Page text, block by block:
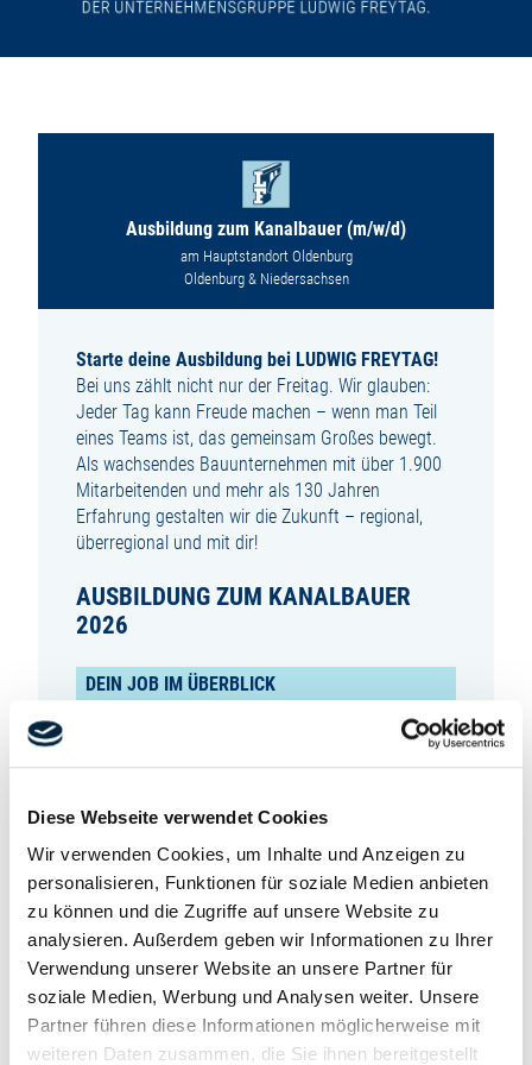
Diese Webseite verwendet Cookies
Wir verwenden Cookies, um Inhalte und Anzeigen zu
personalisieren, Funktionen für soziale Medien anbieten
zu können und die Zugriffe auf unsere Website zu
analysieren. Außerdem geben wir Informationen zu Ihrer
Verwendung unserer Website an unsere Partner für
soziale Medien, Werbung und Analysen weiter. Unsere
Partner führen diese Informationen möglicherweise mit
weiteren Daten zusammen, die Sie ihnen bereitgestellt
Ausbildung zum Kanalbauer (m/w/d)
am Hauptstandort Oldenburg
Oldenburg & Niedersachsen
Starte deine Ausbildung bei LUDWIG FREYTAG!
Bei uns zählt nicht nur der Freitag. Wir glauben:
Jeder Tag kann Freude machen – wenn man Teil
eines Teams ist, das gemeinsam Großes bewegt.
Als wachsendes Bauunternehmen mit über 1.900
Mitarbeitenden und mehr als 130 Jahren
Erfahrung gestalten wir die Zukunft – regional,
überregional und mit dir!
AUSBILDUNG ZUM KANALBAUER
2026
DEIN JOB IM ÜBERBLICK
Kanalbauer (m/w/d) sorgen dafür, dass Abwasser
sicher und zuverlässig abgeleitet wird – sie
Verantwortung für unsere Umwelt und
Infrastruktur. Während deiner 3-jährigen
Ausbildung lernst du unter anderem:
Aushubarbeiten für Baugruben und Schächte
fachgerecht durchzuführen
Baugruben und Gräben sicher zu verbauen, zu
verfüllen und zu verdichten
Böschungen anzulegen und zu sichern
Offene Wasserhaltungen für Schichten- und